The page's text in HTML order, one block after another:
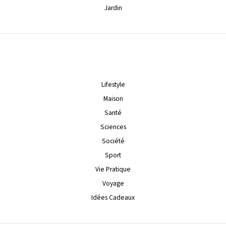
Jardin
Lifestyle
Maison
Santé
Sciences
Société
Sport
Vie Pratique
Voyage
Idées Cadeaux